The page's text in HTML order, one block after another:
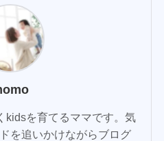
kidsを育てるママです。気
を追いかけながらブログ